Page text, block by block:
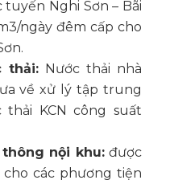
Nghi Sơn – Bãi
ngày đêm cấp cho
thải:Nước thải nhà
về xử lý tập trung
KCN công suất
nội khu:được
các phương tiện